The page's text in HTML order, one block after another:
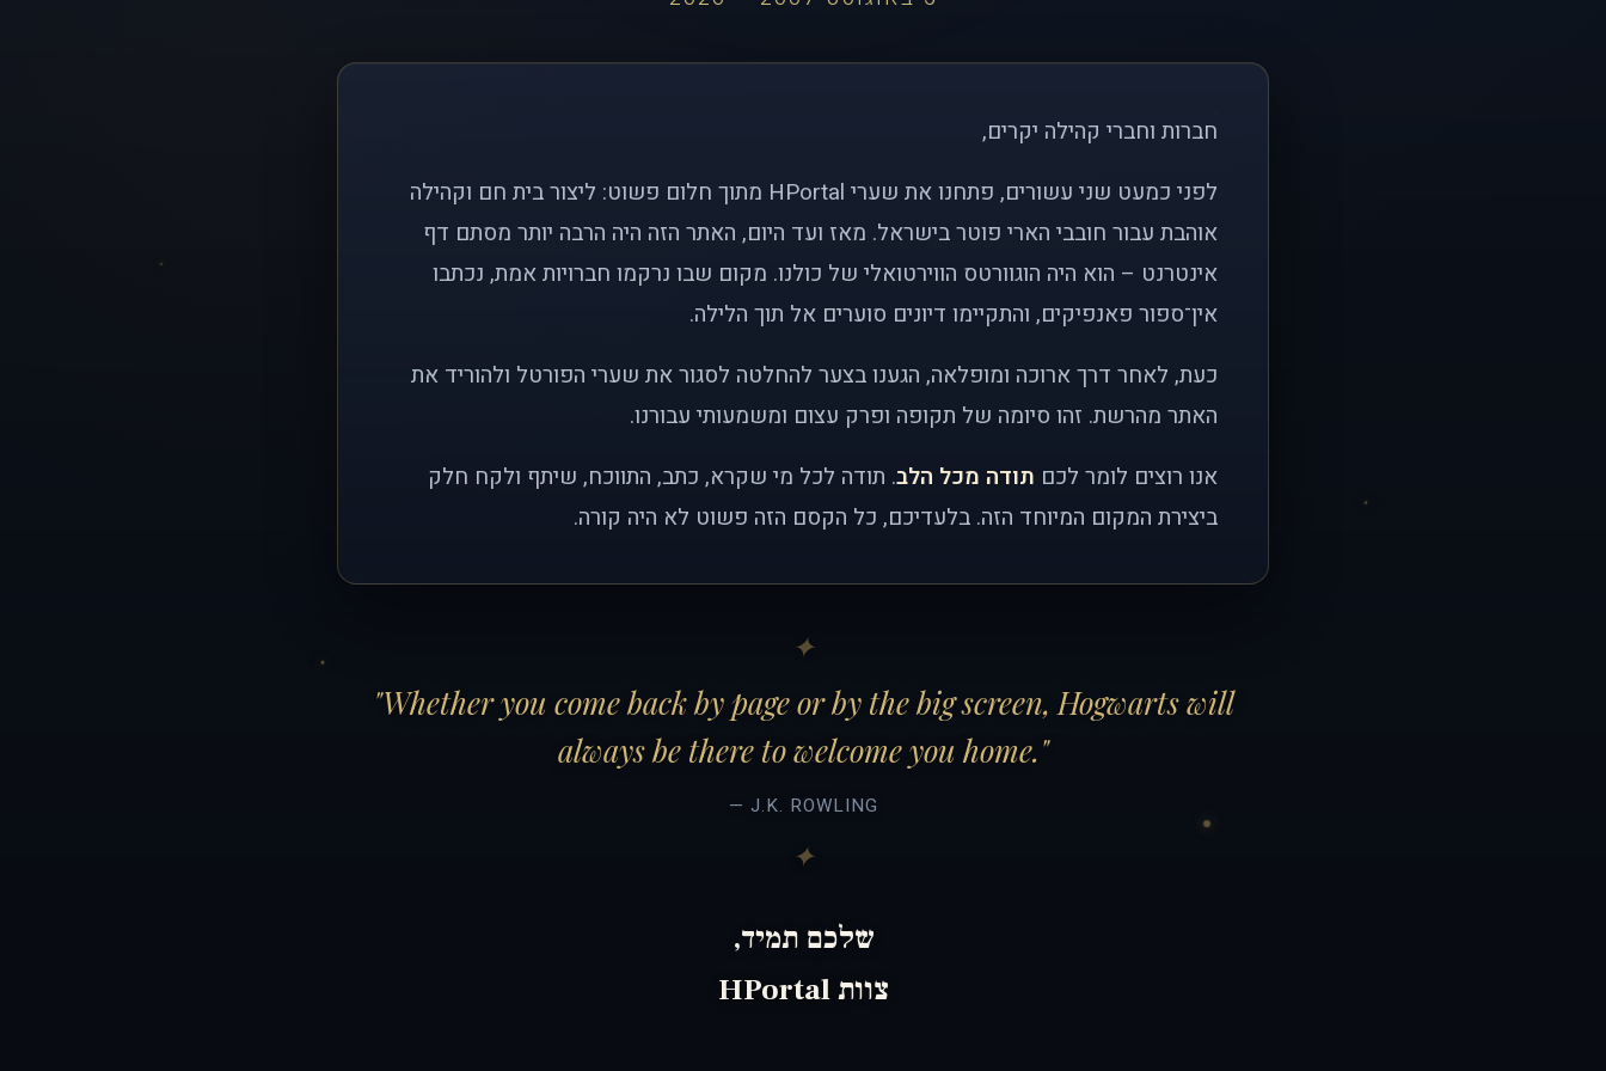
חברות וחברי קהילה יקרים,
לפני כמעט שני עשורים, פתחנו את שערי HPortal מתוך חלום פשוט: ליצור בית חם וקהילה
אוהבת עבור חובבי הארי פוטר בישראל. מאז ועד היום, האתר הזה היה הרבה יותר מסתם דף
אינטרנט – הוא היה הוגוורטס הווירטואלי של כולנו. מקום שבו נרקמו חברויות אמת, נכתבו
אין־ספור פאנפיקים, והתקיימו דיונים סוערים אל תוך הלילה.
כעת, לאחר דרך ארוכה ומופלאה, הגענו בצער להחלטה לסגור את שערי הפורטל ולהוריד את
האתר מהרשת. זהו סיומה של תקופה ופרק עצום ומשמעותי עבורנו.
אנו רוצים לומר לכם תודה מכל הלב. תודה לכל מי שקרא, כתב, התווכח, שיתף ולקח חלק
ביצירת המקום המיוחד הזה. בלעדיכם, כל הקסם הזה פשוט לא היה קורה.
"Whether you come back by page or by the big screen, Hogwarts will
always be there to welcome you home."
— J.K. ROWLING
שלכם תמיד,
צוות HPortal